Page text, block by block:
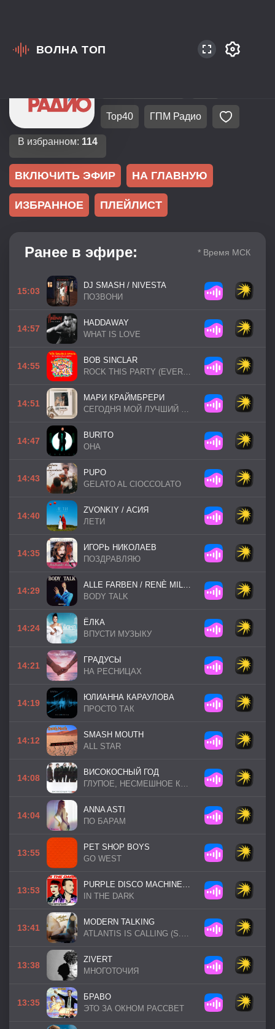
ВОЛНА ТОП
90.3
Top40 ГПМ Радио
В избранном: 114
ВКЛЮЧИТЬ ЭФИР НА ГЛАВНУЮ
ИЗБРАННОЕ ПЛЕЙЛИСТ
Ранее в эфире: * Время МСК
15:03
DJ SMASH / NIVESTA
ПОЗВОНИ
14:57
HADDAWAY
WHAT IS LOVE
14:55
BOB SINCLAR
ROCK THIS PARTY (EVERYBODY DANCE NOW)
14:51
МАРИ КРАЙМБРЕРИ
СЕГОДНЯ МОЙ ЛУЧШИЙ ДЕНЬ
14:47
BURITO
ОНА
14:43
PUPO
GELATO AL CIOCCOLATO
14:40
ZVONKIY / АСИЯ
ЛЕТИ
14:35
ИГОРЬ НИКОЛАЕВ
ПОЗДРАВЛЯЮ
14:29
ALLE FARBEN / RENÈ MILLER
BODY TALK
14:24
ЁЛКА
ВПУСТИ МУЗЫКУ
14:21
ГРАДУСЫ
НА РЕСНИЦАХ
14:19
ЮЛИАННА КАРАУЛОВА
ПРОСТО ТАК
14:12
SMASH MOUTH
ALL STAR
14:08
ВИСОКОСНЫЙ ГОД
ГЛУПОЕ, НЕСМЕШНОЕ КИНО
14:04
ANNA ASTI
ПО БАРАМ
13:55
PET SHOP BOYS
GO WEST
13:53
PURPLE DISCO MACHINE / SOPHIE / THE GIANTS
IN THE DARK
13:41
MODERN TALKING
ATLANTIS IS CALLING (S.O.S. FOR LOVE)
13:38
ZIVERT
МНОГОТОЧИЯ
13:35
БРАВО
ЭТО ЗА ОКНОМ РАССВЕТ